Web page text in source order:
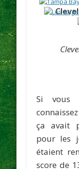
Si vous
ça avait
pour les
étaient
score de